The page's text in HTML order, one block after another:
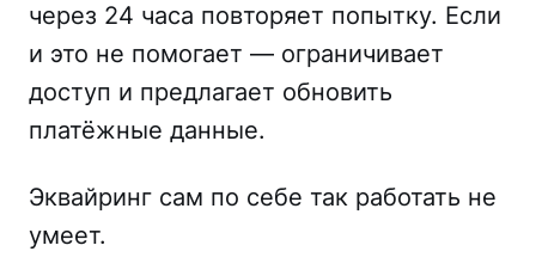
через 24 часа повторяет попытку. Если
и это не помогает — ограничивает
доступ и предлагает обновить
платёжные данные.
Эквайринг сам по себе так работать не
умеет.